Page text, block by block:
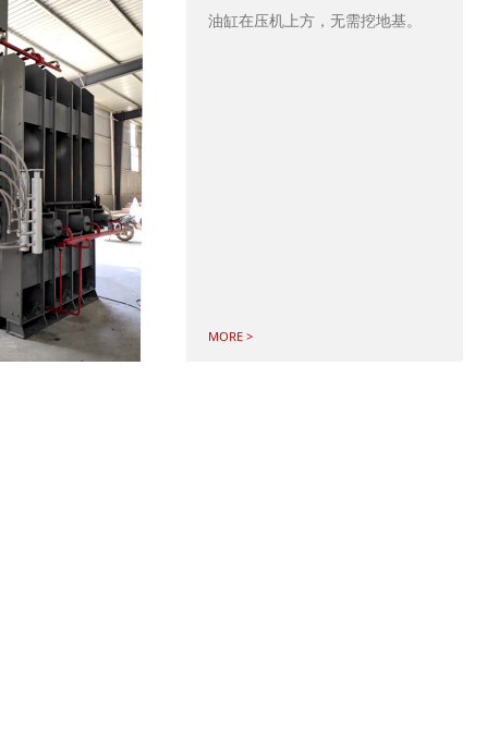
油缸在压机上方，无需挖地基。
MORE >